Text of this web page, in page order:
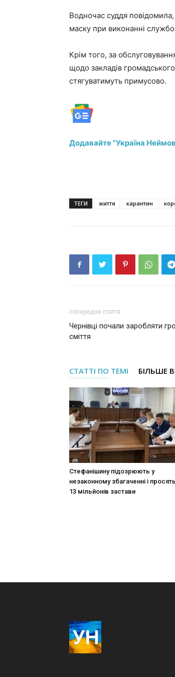
Водночас суддя
маску при виконанні
Крім того, за
щодо закладів
стягуватимуть примусово.
Додавайте "Україна
ТЕГИ життя карантин
попередня стаття
Чернівці почали заробляти
сміття
СТАТТІ ПО ТЕМІ БІЛЬШЕ
Стефанішину підозрюють у
незаконному збагаченні і просять
13 мільйонів застави